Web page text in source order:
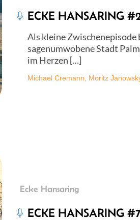
ECKE HANSARING
Als kleine
sagenumwobene Stadt
im Herzen […]
Michael Cremann Moritz
Ecke Hansaring
ECKE HANSARING